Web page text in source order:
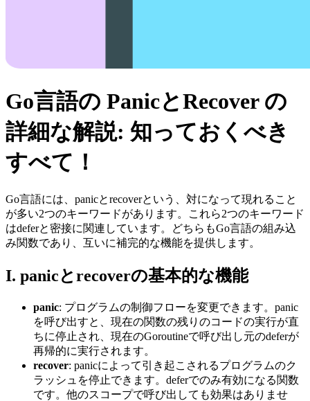
Go言語の PanicとRecover の
詳細な解説: 知っておくべき
すべて！
Go言語には、panicとrecoverという、対になって現れること
が多い2つのキーワードがあります。これら2つのキーワード
はdeferと密接に関連しています。どちらもGo言語の組み込
み関数であり、互いに補完的な機能を提供します。
I. panicとrecoverの基本的な機能
panic: プログラムの制御フローを変更できます。panic
を呼び出すと、現在の関数の残りのコードの実行が直
ちに停止され、現在のGoroutineで呼び出し元のdeferが
再帰的に実行されます。
recover: panicによって引き起こされるプログラムのク
ラッシュを停止できます。deferでのみ有効になる関数
です。他のスコープで呼び出しても効果はありませ